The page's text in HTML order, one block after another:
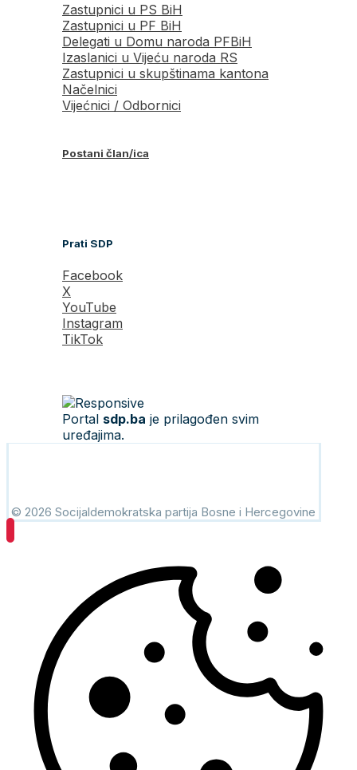
Zastupnici u PS BiH
Zastupnici u PF BiH
Delegati u Domu naroda PFBiH
Izaslanici u Vijeću naroda RS
Zastupnici u skupštinama kantona
Načelnici
Vijećnici / Odbornici
Postani član/ica
Prati SDP
Facebook
X
YouTube
Instagram
TikTok
Portal sdp.ba je prilagođen svim
uređajima.
© 2026 Socijaldemokratska partija Bosne i Hercegovine